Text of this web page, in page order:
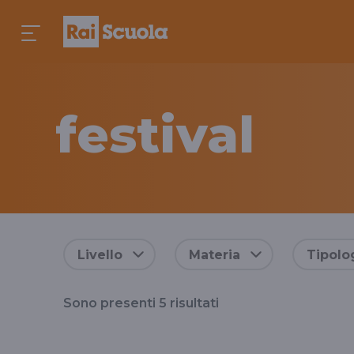
festival
Livello Materia
Sono presenti 5 risultati